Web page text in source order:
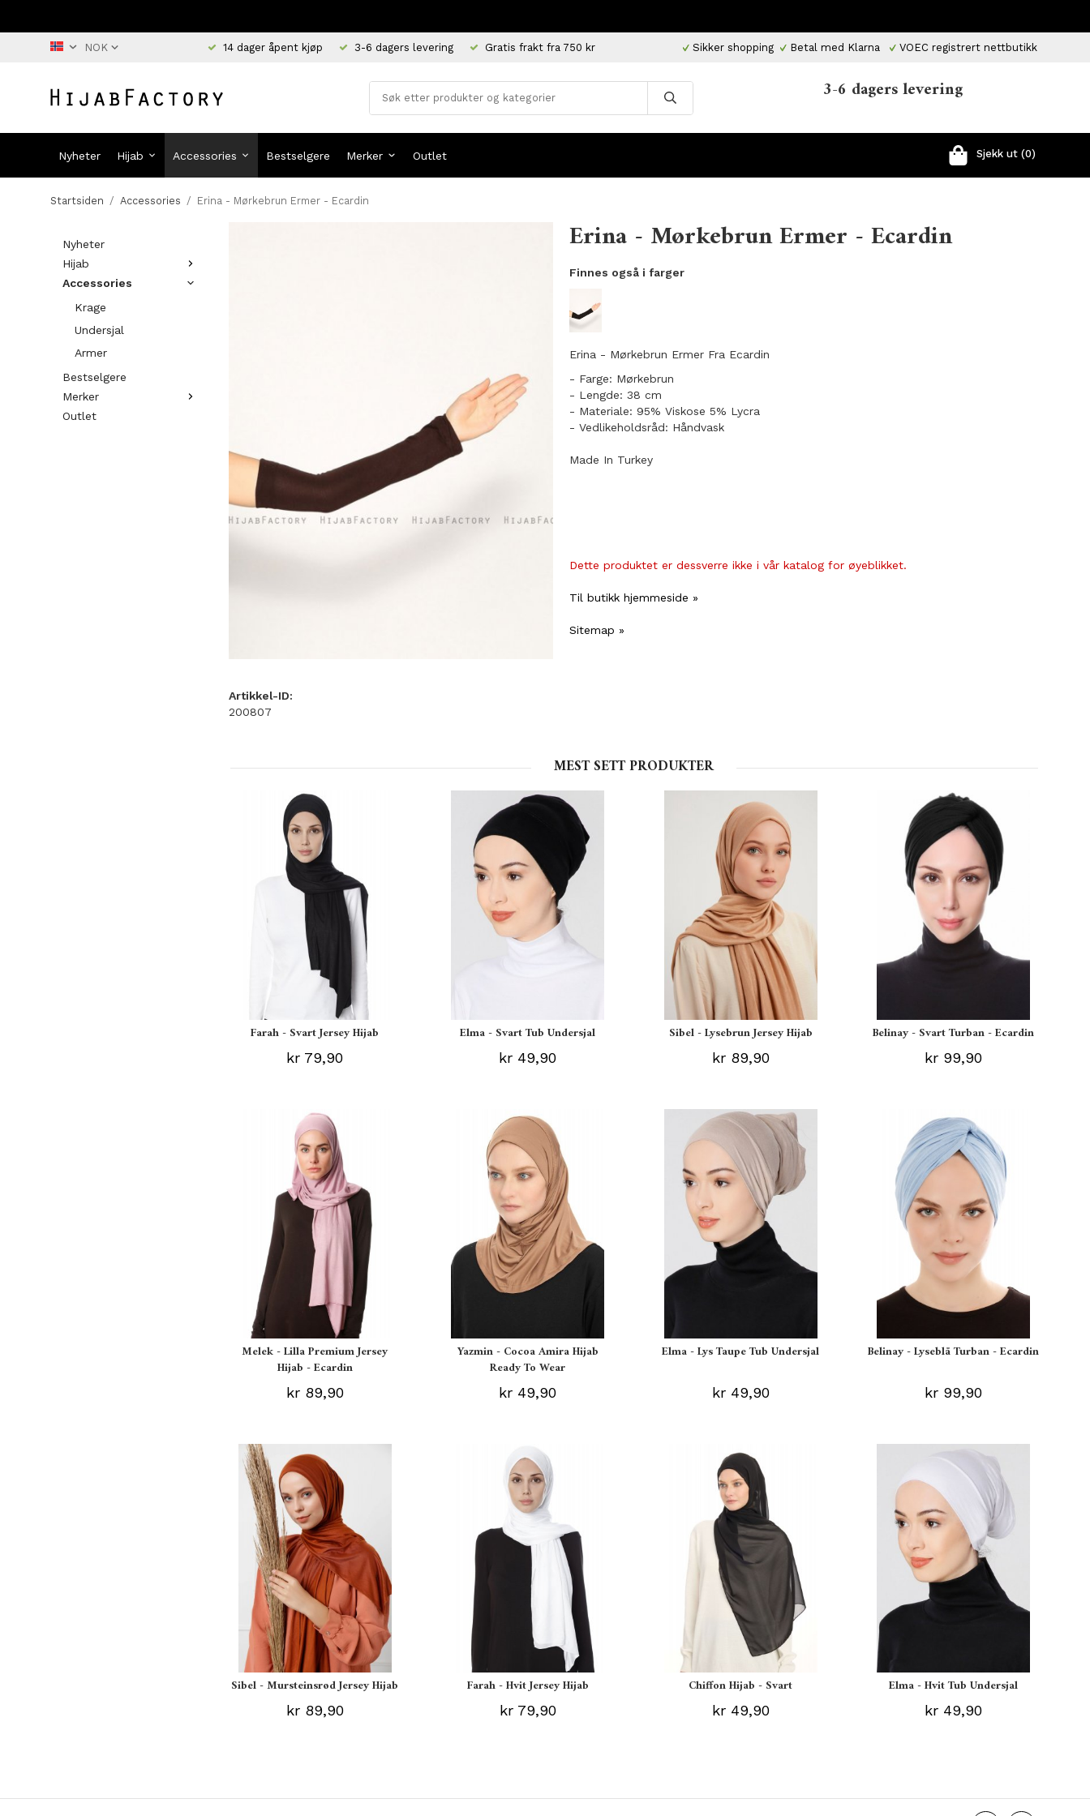
14 dager åpent kjøp 3-6 dagers levering Gratis frakt fra 750 kr Sikker shopping Betal med Klarna VOEC registrert nettbutikk
3-6 dagers levering
Nyheter Hijab Accessories Bestselgere Merker Outlet Sjekk ut (0)
Startsiden / Accessories / Erina - Mørkebrun Ermer - Ecardin
Nyheter
Hijab
Accessories
Krage
Undersjal
Armer
Bestselgere
Merker
Outlet
Erina - Mørkebrun Ermer - Ecardin
Finnes også i farger
Erina - Mørkebrun Ermer Fra Ecardin
- Farge: Mørkebrun
- Lengde: 38 cm
- Materiale: 95% Viskose 5% Lycra
- Vedlikeholdsråd: Håndvask
Made In Turkey
Dette produktet er dessverre ikke i vår katalog for øyeblikket.
Til butikk hjemmeside »
Sitemap »
Artikkel-ID:
200807
MEST SETT PRODUKTER
Farah - Svart Jersey Hijab
kr 79,90
Elma - Svart Tub Undersjal
kr 49,90
Sibel - Lysebrun Jersey Hijab
kr 89,90
Belinay - Svart Turban - Ecardin
kr 99,90
Melek - Lilla Premium Jersey
Hijab - Ecardin
kr 89,90
Yazmin - Cocoa Amira Hijab
Ready To Wear
kr 49,90
Elma - Lys Taupe Tub Undersjal
kr 49,90
Belinay - Lyseblå Turban - Ecardin
kr 99,90
Sibel - Mursteinsrød Jersey Hijab
kr 89,90
Farah - Hvit Jersey Hijab
kr 79,90
Chiffon Hijab - Svart
kr 49,90
Elma - Hvit Tub Undersjal
kr 49,90